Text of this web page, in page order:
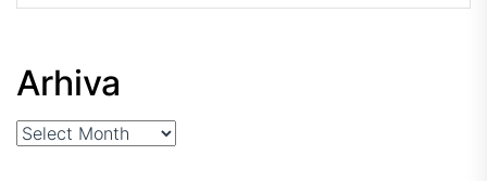
Arhiva
Arhiva